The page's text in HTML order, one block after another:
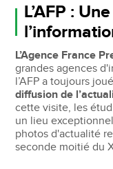
L’AFP :
L’Agence France
grandes agences
l’AFP a toujours
diffusion de
cette visite, les
un lieu
photos d'actualité
seconde moitié du